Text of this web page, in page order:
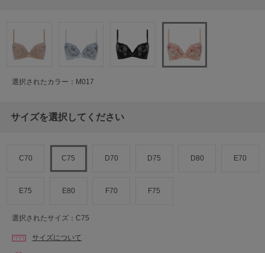
選択されたカラー：M017
サイズを選択してください
C70 C75 D70 D75 D80 E70
E75 E80 F70 F75
選択されたサイズ：C75
サイズについて